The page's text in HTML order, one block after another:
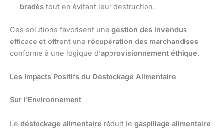
bradés tout en évitant leur destruction.
Ces solutions favorisent une gestion des invendus
efficace et offrent une récupération des marchandises
conforme à une logique d’approvisionnement éthique.
Les Impacts Positifs du Déstockage Alimentaire
Sur l’Environnement
Le déstockage alimentaire réduit le gaspillage alimentaire